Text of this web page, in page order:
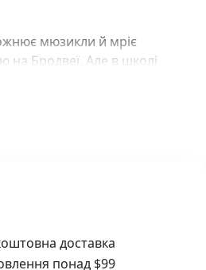
мюзикли й мріє
на Бродвеї. Але в школі
мюзикл, і вона має
сказати, аніж
допомогу свого
доставка
понад $99